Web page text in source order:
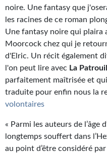
noire. Une fantasy que
les racines de ce roman
Une fantasy noire qui plaira
Moorcock chez qui je
d'Elric. Un récit également
l'on peut lire avec La
parfaitement maîtrisée et
traduite pour enfin nous la
volontaires
« Parmi les auteurs de l’âge
longtemps souffert dans
au point d’être considéré